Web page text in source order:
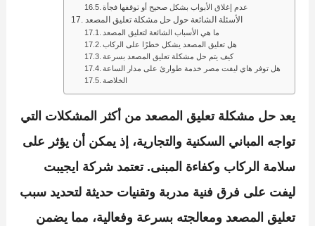
عدم إغلاق الأبواب بشكل صحيح أو توقفها فجأة
الأسئلة الشائعة حول حل مشكلة تعليق المصعد
ما هي الأسباب الشائعة لتعليق المصعد
هل تعليق المصعد يشكل خطرًا على الركاب
كيف يتم حل مشكلة تعليق المصعد بسرعة
هل توفر هاي ليفت مصر خدمة طوارئ على مدار الساعة
الخلاصة
يعد حل مشكلة تعليق المصعد من أكثر المشكلات التي
تواجه المباني السكنية والتجارية، إذ يمكن أن يؤثر على
سلامة الركاب وكفاءة المبنى. تعتمد شركة ايجيبت
ليفت على فرق فنية مدربة وتقنيات حديثة لتحديد سبب
تعليق المصعد ومعالجته بسرعة وفعالية، مما يضمن